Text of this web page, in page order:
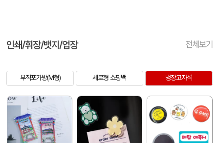
인쇄/휘장/뱃지/업장 전체보기
부직포가방(M형) 세로형 쇼핑백 냉장고자석